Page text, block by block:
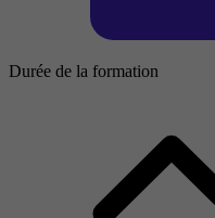
Durée de la formation